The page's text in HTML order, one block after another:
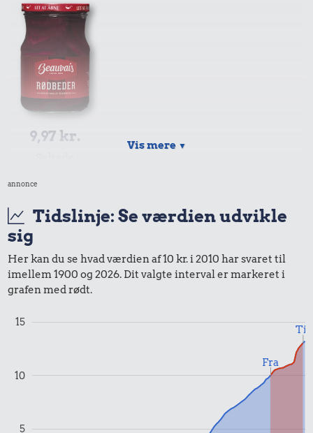
9,97 kr.
9,97 kr.
Priser i 2025
Vis mere ▼
annonce
Tidslinje: Se værdien udvikle
sig
Her kan du se hvad værdien af 10 kr. i 2010 har svaret til
imellem 1900 og 2026. Dit valgte interval er markeret i
grafen med rødt.
5
10
15
Fra
Til